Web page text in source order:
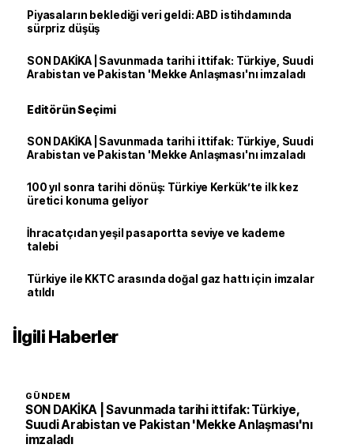
Piyasaların beklediği veri geldi: ABD istihdamında
sürpriz düşüş
SON DAKİKA | Savunmada tarihi ittifak: Türkiye, Suudi
Arabistan ve Pakistan 'Mekke Anlaşması'nı imzaladı
Editörün Seçimi
SON DAKİKA | Savunmada tarihi ittifak: Türkiye, Suudi
Arabistan ve Pakistan 'Mekke Anlaşması'nı imzaladı
100 yıl sonra tarihi dönüş: Türkiye Kerkük’te ilk kez
üretici konuma geliyor
İhracatçıdan yeşil pasaportta seviye ve kademe
talebi
Türkiye ile KKTC arasında doğal gaz hattı için imzalar
atıldı
İlgili Haberler
GÜNDEM
SON DAKİKA | Savunmada tarihi ittifak: Türkiye,
Suudi Arabistan ve Pakistan 'Mekke Anlaşması'nı
imzaladı